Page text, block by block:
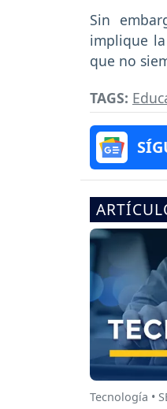
Sin
implique
que no
TAGS:
Tecnología •